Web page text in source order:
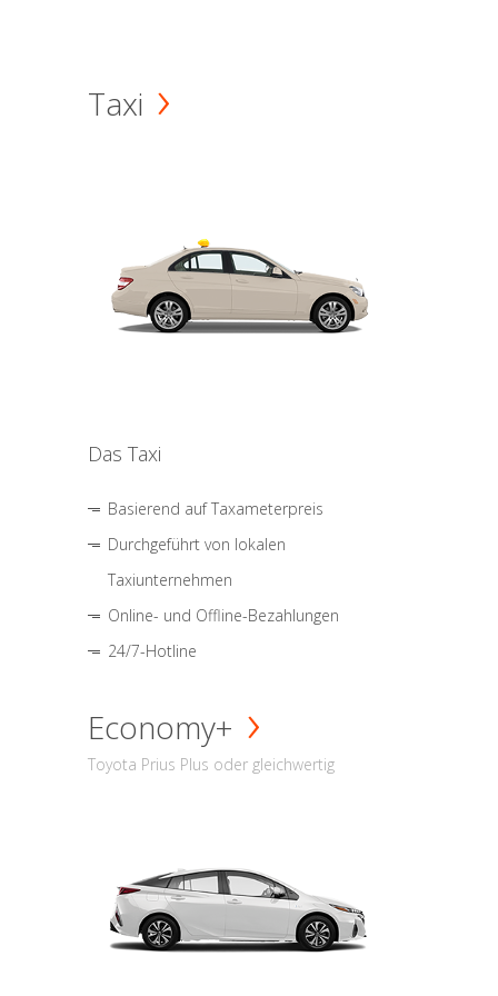
Taxi
Das Taxi
Basierend auf Taxameterpreis
Durchgeführt von lokalen
Taxiunternehmen
Online- und Offline-Bezahlungen
24/7-Hotline
Economy+
Toyota Prius Plus oder gleichwertig